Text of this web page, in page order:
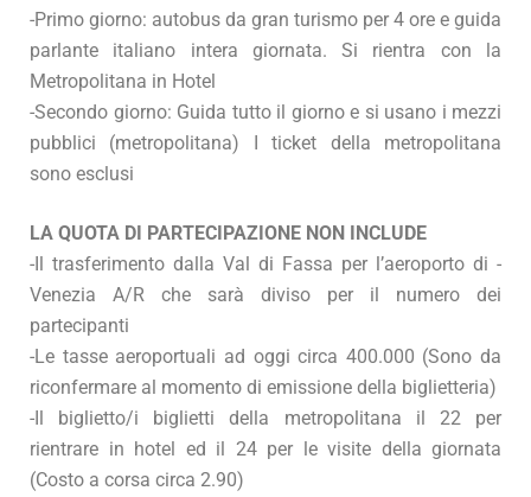
-Primo giorno: autobus da gran turismo per 4 ore e guida
parlante italiano intera giornata. Si rientra con la
Metropolitana in Hotel
-Secondo giorno: Guida tutto il giorno e si usano i mezzi
pubblici (metropolitana) I ticket della metropolitana
sono esclusi
LA QUOTA DI PARTECIPAZIONE NON INCLUDE
-Il trasferimento dalla Val di Fassa per l’aeroporto di -
Venezia A/R che sarà diviso per il numero dei
partecipanti
-Le tasse aeroportuali ad oggi circa 400.000 (Sono da
riconfermare al momento di emissione della biglietteria)
-Il biglietto/i biglietti della metropolitana il 22 per
rientrare in hotel ed il 24 per le visite della giornata
(Costo a corsa circa 2.90)